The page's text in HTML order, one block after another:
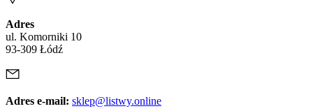
Adres
ul. Komorniki 10
93-309 Łódź
Adres e-mail: sklep@listwy.online